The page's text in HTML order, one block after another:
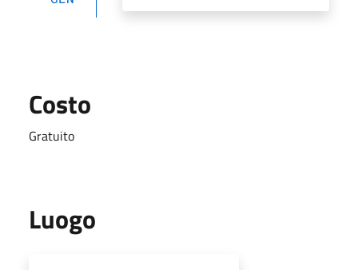
Costo
Gratuito
Luogo